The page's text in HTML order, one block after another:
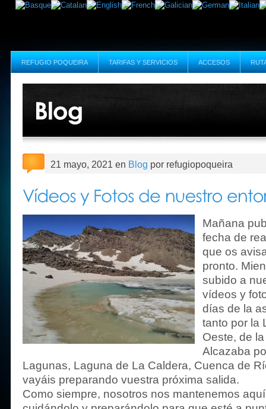
REFUGIO POQUEIRA TARIFAS Y SERVICIOS ACCESOS
21 mayo, 2021 en Blog por refugiopoqueira
Mañana
fecha de
que os
pronto.
subido a
vídeos y
días de la
tanto por la
Oeste, de
Alcazaba
Lagunas, Laguna de La Caldera, Cuenca de
vayáis preparando vuestra próxima salida.
Como siempre, nosotros nos mantenemos